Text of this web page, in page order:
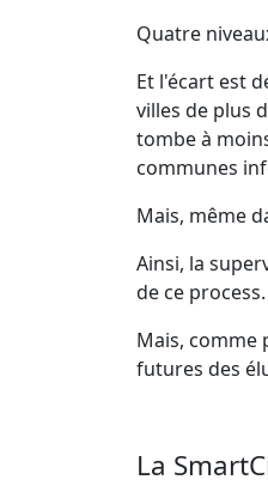
Quatre
Et l'écart est
villes de plus
tombe à
communes
Mais, même
Ainsi, la
de ce process.
Mais, comme
futures des
La